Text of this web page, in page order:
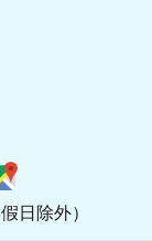
日除外）